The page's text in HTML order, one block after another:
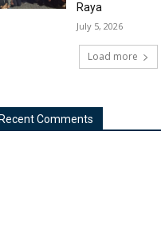
Raya
July 5, 2026
Load more
Comments